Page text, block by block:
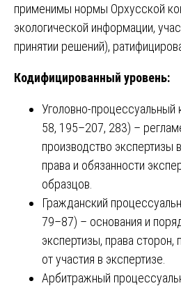
применимы нормы Орхусской
экологической информации,
принятии решений),
Кодифицированный уровень:
Уголовно-процессуальный
58, 195–207, 283) –
производство экспертизы
права и обязанности
образцов.
Гражданский
79–87) – основания и
экспертизы, права сторон,
от участия в экспертизе.
Арбитражный